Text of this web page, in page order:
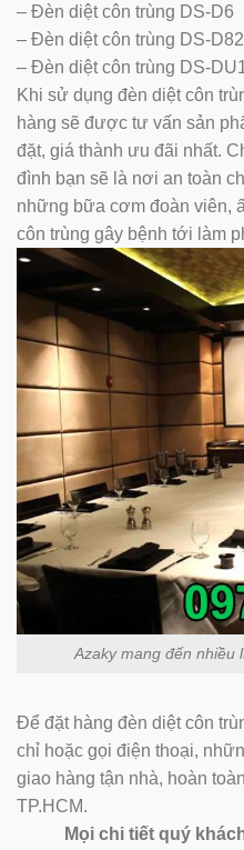
– Đèn diệt côn trùng DS-D6
– Đèn diệt côn trùng DS-D82
– Đèn diệt côn trùng DS-
Khi sử dụng đèn diệt côn
hàng sẽ được tư vấn sản
đặt, giá thành ưu đãi nhất.
đình bạn sẽ là nơi an toàn
những bữa cơm đoàn viên,
côn trùng gây bệnh tới làm
Azaky mang đến nhiều
Để đặt hàng đèn diệt côn
chỉ hoặc gọi điện thoại,
giao hàng tận nhà, hoàn
TP.HCM.
Mọi chi tiết quý